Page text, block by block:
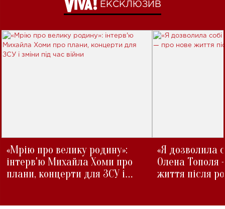
ЕКСКЛЮЗИВ
«Мрію про велику родину»:
інтерв'ю Михайла Хоми про
плани, концерти для ЗСУ і
«Я дозволила
Олена Тополя
життя після